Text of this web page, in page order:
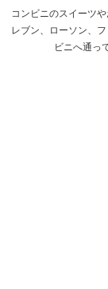
コンビニのスイーツ
レブン、ローソン、
ビニへ通っ